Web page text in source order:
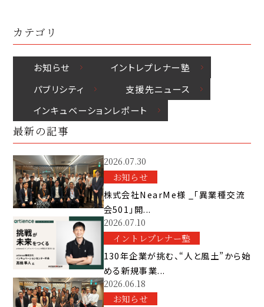
カテゴリ
お知らせ
イントレプレナー塾
パブリシティ
⽀援先ニュース
インキュベーションレポート
最新の記事
2026.07.30
お知らせ
株式会社NearMe様 _「異業種交流
会501」開...
2026.07.10
イントレプレナー塾
130年企業が挑む、“人と風土”から始
める新規事業...
2026.06.18
お知らせ